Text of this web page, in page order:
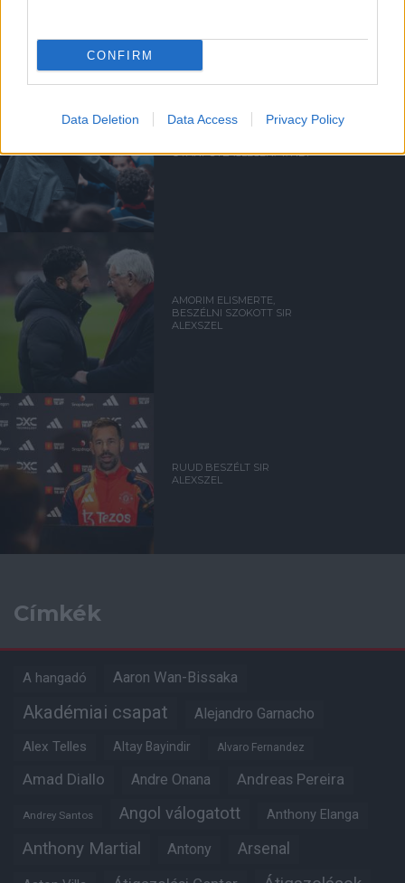
CONFIRM
Data Deletion Data Access Privacy Policy
UTÁNPÓTLÁSLESEN: 4. HÉT
AMORIM ELISMERTE,
BESZÉLNI SZOKOTT SIR
ALEXSZEL
RUUD BESZÉLT SIR
ALEXSZEL
Címkék
A hangadó Aaron Wan-Bissaka
Akadémiai csapat Alejandro Garnacho
Alex Telles Altay Bayindir Alvaro Fernandez
Amad Diallo Andre Onana Andreas Pereira
Andrey Santos Angol válogatott Anthony Elanga
Anthony Martial Antony Arsenal